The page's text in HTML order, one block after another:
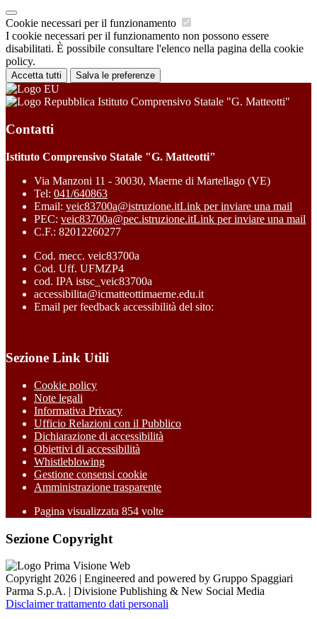
Cookie necessari per il funzionamento
I cookie necessari per il funzionamento non possono essere
disabilitati. È possibile consultare l'elenco nella pagina della cookie
policy.
Accetta tutti Salva le preferenze
Istituto Comprensivo Statale "G. Matteotti"
Contatti
Istituto Comprensivo Statale "G. Matteotti"
Via Manzoni 11 - 30030, Maerne di Martellago (VE)
Tel: 041/640863
Email: veic83700a@istruzione.itLink per inviare una mail
PEC: veic83700a@pec.istruzione.itLink per inviare una mail
C.F.: 82012260277
Cod. mecc. veic83700a
Cod. Uff. UFMZP4
cod. IPA istsc_veic83700a
accessibilita@icmatteottimaerne.edu.it
Email per feedback accessibilità del sito:
Sezione Link Utili
Cookie policy
Note legali
Informativa Privacy
Ufficio Relazioni con il Pubblico
Dichiarazione di accessibilità
Obiettivi di accessibilità
Whistleblowing
Gestione consensi cookie
Amministrazione trasparente
Pagina visualizzata 854 volte
Sezione Copyright
Copyright 2026 | Engineered and powered by Gruppo Spaggiari
Parma S.p.A. | Divisione Publishing & New Social Media
Disclaimer trattamento dati personali